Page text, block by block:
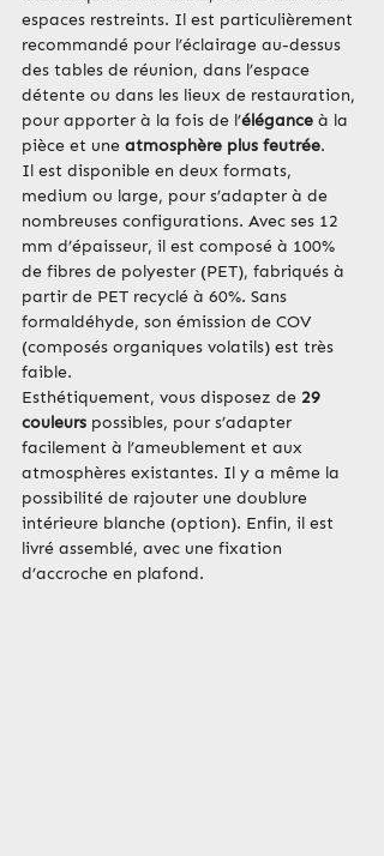
espaces restreints. Il est particulièrement
recommandé pour l’éclairage au-dessus
des tables de réunion, dans l’espace
détente ou dans les lieux de restauration,
pour apporter à la fois de l’élégance à la
pièce et une atmosphère plus feutrée.
Il est disponible en deux formats,
medium ou large, pour s’adapter à de
nombreuses configurations. Avec ses 12
mm d’épaisseur, il est composé à 100%
de fibres de polyester (PET), fabriqués à
partir de PET recyclé à 60%. Sans
formaldéhyde, son émission de COV
(composés organiques volatils) est très
faible.
Esthétiquement, vous disposez de 29
couleurs possibles, pour s’adapter
facilement à l’ameublement et aux
atmosphères existantes. Il y a même la
possibilité de rajouter une doublure
intérieure blanche (option). Enfin, il est
livré assemblé, avec une fixation
d’accroche en plafond.